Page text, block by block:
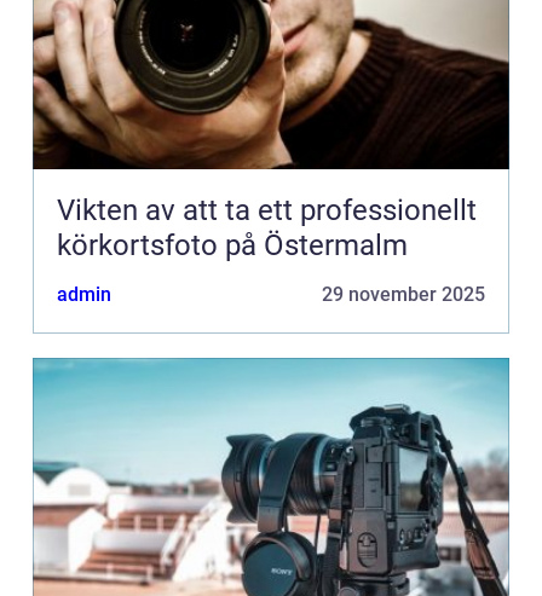
Vikten av att ta ett professionellt
körkortsfoto på Östermalm
admin 29 november 2025